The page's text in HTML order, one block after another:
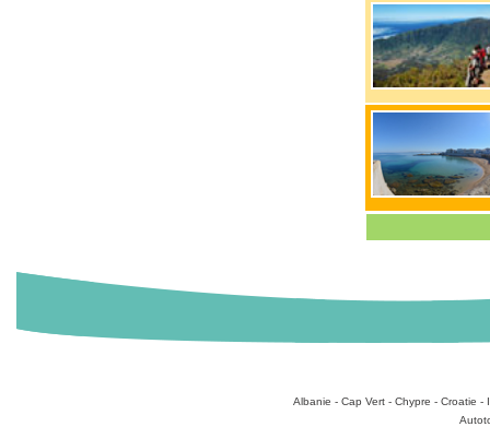
Albanie - Cap Vert- Chypre - Croatie -